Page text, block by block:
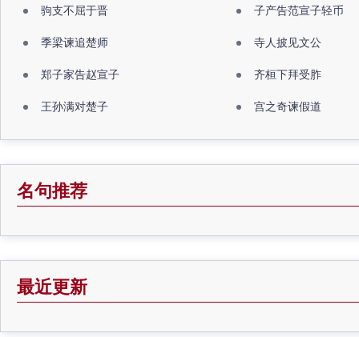
驹支不屈于晋 子产告范宣子轻币
季梁谏追楚师 寺人披见文公
郑子家告赵宣子 齐桓下拜受胙
王孙满对楚子 宫之奇谏假道
名句推荐
最近更新